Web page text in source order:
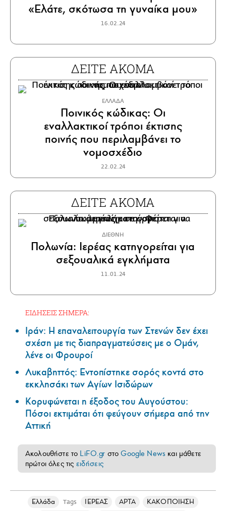
«Ελάτε, σκότωσα τη γυναίκα μου»
16.02.24
ΔΕΙΤΕ ΑΚΟΜΑ
ΕΛΛΑΔΑ
Ποινικός κώδικας: Οι
εναλλακτικοί τρόποι έκτισης
ποινής που περιλαμβάνει το
νομοσχέδιο
22.02.24
ΔΕΙΤΕ ΑΚΟΜΑ
ΔΙΕΘΝΗ
Πολωνία: Ιερέας κατηγορείται για
σεξουαλικά εγκλήματα
11.01.24
ΕΙΔΗΣΕΙΣ ΣΗΜΕΡΑ:
Ιράν: Η επαναλειτουργία των Στενών δεν έχει
σχέση με τις διαπραγματεύσεις με ο Ομάν,
λένε οι Φρουροί
Λυκαβηττός: Εντοπίστηκε σορός κοντά στο
εκκλησάκι των Αγίων Ισιδώρων
Κορυφώνεται η έξοδος του Αυγούστου:
Πόσοι εκτιμάται ότι φεύγουν σήμερα από την
Αττική
Ακολουθήστε το LiFO.gr στοGoogle News και μάθετε
πρώτοι όλες τις ειδήσεις
Ελλάδα Tags ΙΕΡΕΑΣ ΑΡΤΑ
ΚΑΚΟΠΟΙΗΣΗ